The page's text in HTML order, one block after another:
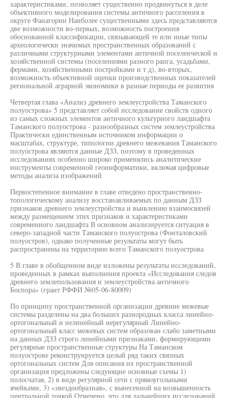
характеристиками, позволяет существенно продвинуться в деле
объективного моделирования системы античного расселения в
округе Фанагории Наиболее существенными здесь представляются
две возможности во-первых, возможность построения
обоснованной классификации, связывающей те или иные типы
археологически значимых пространственных образований с
различными структурными элементами античной поселенческой и
хозяйственной системы (поселениями разного ранга, усадьбами,
фермами, хозяйственными постройками и т д), во-вторых,
возможность объективной оценки производственных показателей
региональной аграрной экономики в разные периоды ее развития
Четвертая глава «Анализ древнего землеустройства Таманского
полуострова» 5 представляет собой исследование свойств одного
из самых сложных элементов античного культурного ландшафта
Таманского полуострова - разнообразных систем землеустройства
Практически единственным источником информации о
масштабах, структуре, типологии древнего межевания Таманского
полуострова являются данные ДЗЗ, поэтому в проведенных
исследованиях особенно широко применялись аналитические
инструменты современной геоинформатики, включая цифровые
методы анализа изображений
Первостепенное внимание в главе отведено пространственно-
топологическому анализу восстанавливаемых по данным ДЗЗ
признаков древнего землеустройства и вьивлению взаимосвязей
между размещением этих признаков и характеристиками
современного ландшафта В основном анализируется ситуация в
северо-западной части Таманского полуострова (Фонталовский
полуостров), однако полученные результаты могут быть
распространены на территорию всего Таманского полуострова
5 В главе в обобщенном виде изложены результаты исследований,
проведенных в рамках выполнения проекта «Исследования следов
древнего землепользования и землеустройства античного
Боспора» (грант РФФИ №05-06-80009)
По принципу пространственной организации древние межевые
системы разделены на два больших разнородных класса линейно-
ортогональный и нелинейный нерегулярный Линейно-
ортогональный класс межевых систем образован слабо заметными
на данных ДЗЗ строго линейными признаками, формирующими
регулярные пространственные структуры На Таманском
полуострове реконструируется целый ряд таких связных
ортогональных систем Для описания их пространственной
организация предложены следующие основные схемы 1)
полосчатая, 2) в виде регулярной сети с прямоугольными
ячейками, 3) «звездообразная», с вынесенной на возвышенность
центральной точкой Отмечено, что для дальнейших исследований